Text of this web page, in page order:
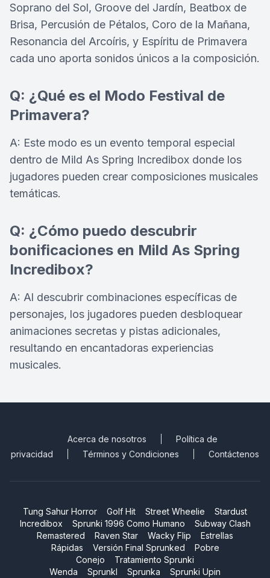
Soprano del Sol, Groove del Jardín, Beatbox de
Brisa, Percusión de Pétalos, Coro de la Mañana,
Resonancia del Arcoíris, y Espíritu de Primavera
cada uno aporta sonidos únicos a la composición.
Q: ¿Qué es el Modo Festival de
Primavera?
A: Este modo es un evento temporal especial
dentro de Mild As Spring Incredibox donde los
jugadores pueden crear composiciones musicales
temáticas.
Q: ¿Cómo puedo descubrir
bonificaciones en Mild As Spring
Incredibox?
A: Al descubrir combinaciones específicas de
personajes, los jugadores pueden desbloquear
animaciones secretas y pistas adicionales,
resultando en encantadoras experiencias
musicales.
Acerca de nosotros
Política de
privacidad
Términos y Condiciones Contáctenos
Tung Sahur Horror Golf Hit Street Wheelie
Stardust
Incredibox
Sprunki 1996 Como Humano
Subway Clash
Remastered
Raven Star Wacky Flip
Estrellas
Rápidas
Versión Final Sprunked
Pobre
Conejo
Tratamiento Sprunki
Wenda
Sprunkl Sprunka Sprunki Upin